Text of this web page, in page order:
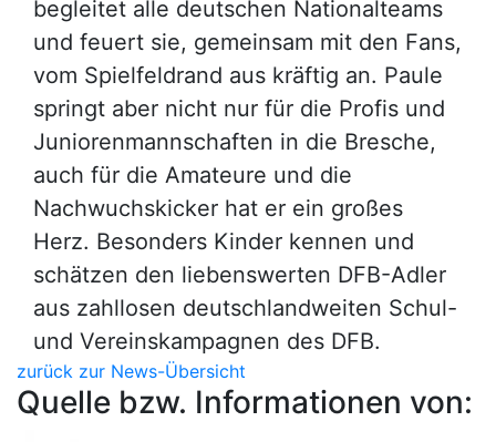
begleitet alle deutschen Nationalteams
und feuert sie, gemeinsam mit den Fans,
vom Spielfeldrand aus kräftig an. Paule
springt aber nicht nur für die Profis und
Juniorenmannschaften in die Bresche,
auch für die Amateure und die
Nachwuchskicker hat er ein großes
Herz. Besonders Kinder kennen und
schätzen den liebenswerten DFB-Adler
aus zahllosen deutschlandweiten Schul-
und Vereinskampagnen des DFB.
zurück zur News-Übersicht
Quelle bzw. Informationen von: